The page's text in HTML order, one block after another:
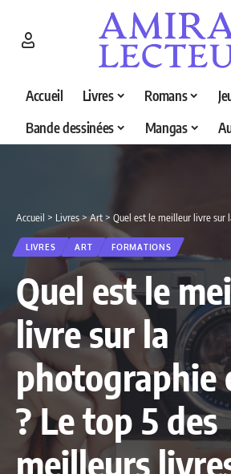
Accueil Livres Romans
Bande dessinées
Mangas
Accueil > Livres>Art> Quel est le meilleur livre sur la photographie en 2026 ?
LIVRES ART FORMATIONS
Quel est le
livre sur la
photographie
? Le top 5 des
meilleurs